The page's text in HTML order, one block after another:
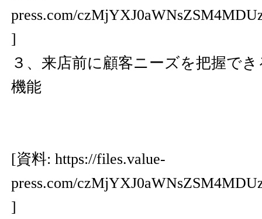
press.com/
]
３、来店前に顧客ニーズを把握で
機能
[資料: https://files.value-
press.com/
]